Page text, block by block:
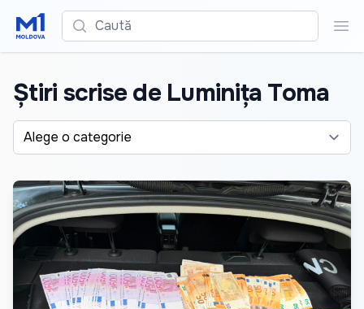
Caută
Știri scrise de Luminița Toma
Alege o categorie